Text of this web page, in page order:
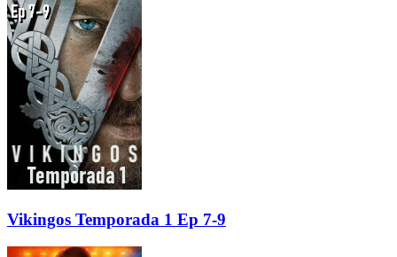
Vikingos Temporada 1 Ep 7-9